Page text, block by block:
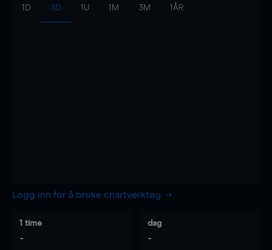
1D 3D 1U 1M 3M 1ÅR
Logg inn for å bruke chartverktøy
1 time
-
dag
-